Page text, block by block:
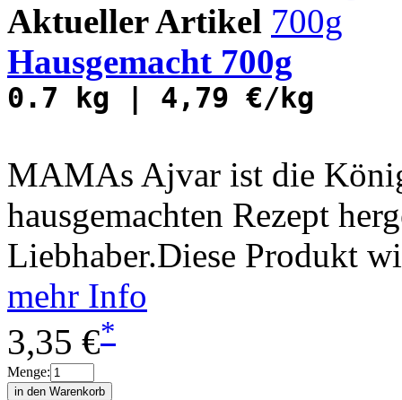
Aktueller Artikel
Hausgemacht 700g
0.7 kg | 4,79 €/kg
MAMAs Ajvar ist die
hausgemachten Rezept
Liebhaber.Diese Produkt
mehr Info
3,35 €*
Menge: